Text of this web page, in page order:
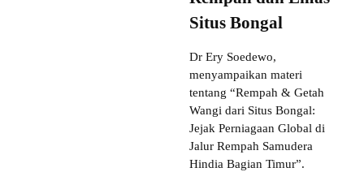
Situs Bongal
Dr Ery Soedewo,
menyampaikan materi
tentang “Rempah & Getah
Wangi dari Situs Bongal:
Jejak Perniagaan Global di
Jalur Rempah Samudera
Hindia Bagian Timur”.